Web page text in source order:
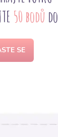
50 bodů
SE